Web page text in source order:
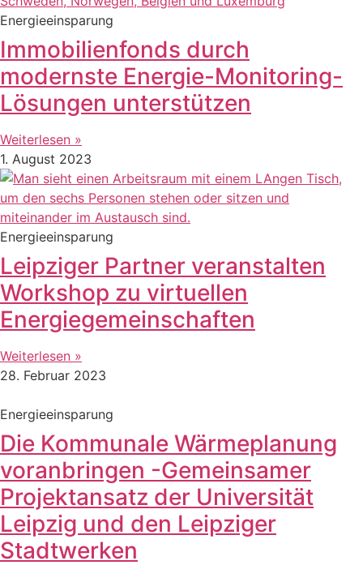
Energieeinsparung
Immobilienfonds durch
modernste Energie-Monitoring-
Lösungen unterstützen
Weiterlesen »
1. August 2023
Energieeinsparung
Leipziger Partner veranstalten
Workshop zu virtuellen
Energiegemeinschaften
Weiterlesen »
28. Februar 2023
Energieeinsparung
Die Kommunale Wärmeplanung
voranbringen -Gemeinsamer
Projektansatz der Universität
Leipzig und den Leipziger
Stadtwerken